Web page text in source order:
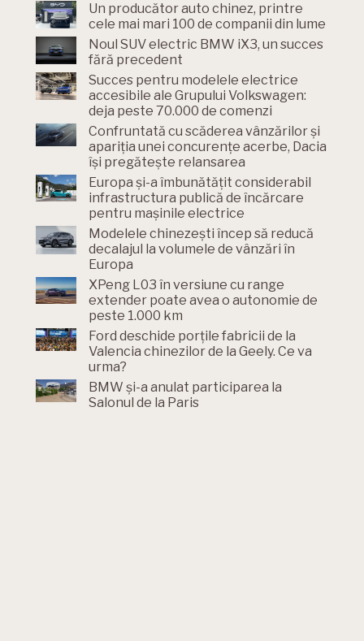
Un producător auto chinez, printre
cele mai mari 100 de companii din lume
Noul SUV electric BMW iX3, un succes
fără precedent
Succes pentru modelele electrice
accesibile ale Grupului Volkswagen:
deja peste 70.000 de comenzi
Confruntată cu scăderea vânzărilor și
apariția unei concurențe acerbe, Dacia
își pregătește relansarea
Europa și-a îmbunătățit considerabil
infrastructura publică de încărcare
pentru mașinile electrice
Modelele chinezești încep să reducă
decalajul la volumele de vânzări în
Europa
XPeng L03 în versiune cu range
extender poate avea o autonomie de
peste 1.000 km
Ford deschide porțile fabricii de la
Valencia chinezilor de la Geely. Ce va
urma?
BMW și-a anulat participarea la
Salonul de la Paris